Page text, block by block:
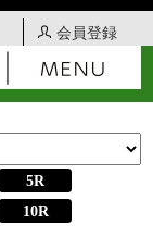
会員登録
5R
10R